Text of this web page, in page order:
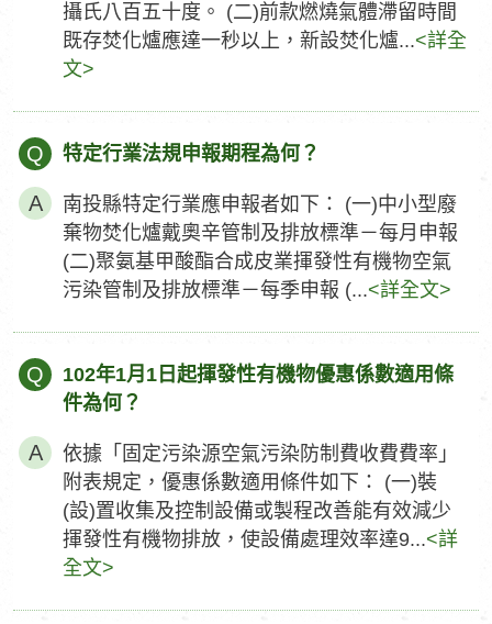
攝氏八百五十度。 (二)前款燃燒氣體滯留時間
既存焚化爐應達一秒以上，新設焚化爐...<詳全
文>
Q 特定行業法規申報期程為何？
南投縣特定行業應申報者如下： (一)中小型廢
棄物焚化爐戴奧辛管制及排放標準－每月申報
(二)聚氨基甲酸酯合成皮業揮發性有機物空氣
污染管制及排放標準－每季申報 (...<詳全文>
Q
102年1月1日起揮發性有機物優惠係數適用條
件為何？
依據「固定污染源空氣污染防制費收費費率」
附表規定，優惠係數適用條件如下： (一)裝
(設)置收集及控制設備或製程改善能有效減少
揮發性有機物排放，使設備處理效率達9...<詳
全文>